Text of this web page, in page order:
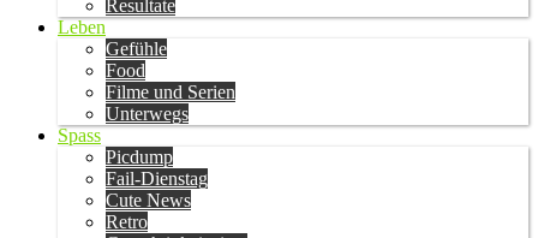
Resultate
Leben
Gefühle
Food
Filme und Serien
Unterwegs
Spass
Picdump
Fail-Dienstag
Cute News
Retro